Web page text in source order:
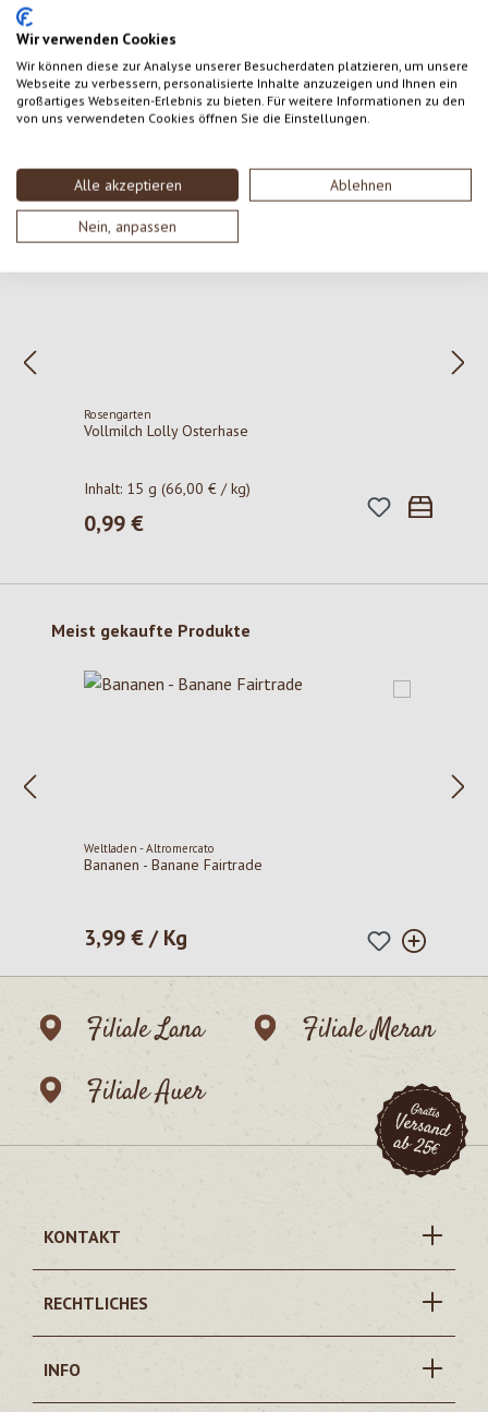
Wir verwenden Cookies
Wir können diese zur Analyse unserer Besucherdaten platzieren, um unsere
Webseite zu verbessern, personalisierte Inhalte anzuzeigen und Ihnen ein
großartiges Webseiten-Erlebnis zu bieten. Für weitere Informationen zu den
von uns verwendeten Cookies öffnen Sie die Einstellungen.
Alle akzeptieren Ablehnen
Nein, anpassen
Produktgalerie überspringen
Weitere Produkte aus dieser Kategorie
Rosengarten
Vollmilch Lolly Osterhase
Inhalt: 15 g(66,00 € / kg)
Regulärer Preis:
0,99 €
Produktgalerie überspringen
Meist gekaufte Produkte
Weltladen - Altromercato
Bananen - Banane Fairtrade
Regulärer Preis:
3,99 € / Kg
Filiale Lana
Filiale Meran
Filiale Auer
KONTAKT
RECHTLICHES
INFO